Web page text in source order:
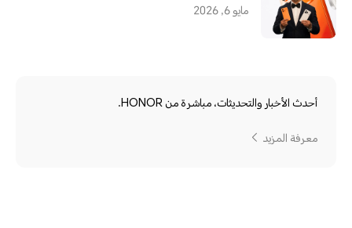
مايو 6, 2026
أحدث الأخبار والتحديثات، مباشرة من HONOR.
معرفة المزيد